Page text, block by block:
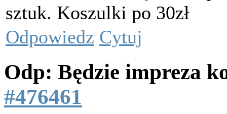
sztuk. Koszulki po 30zł
Odpowiedz Cytuj
Odp: Będzie impreza
#476461